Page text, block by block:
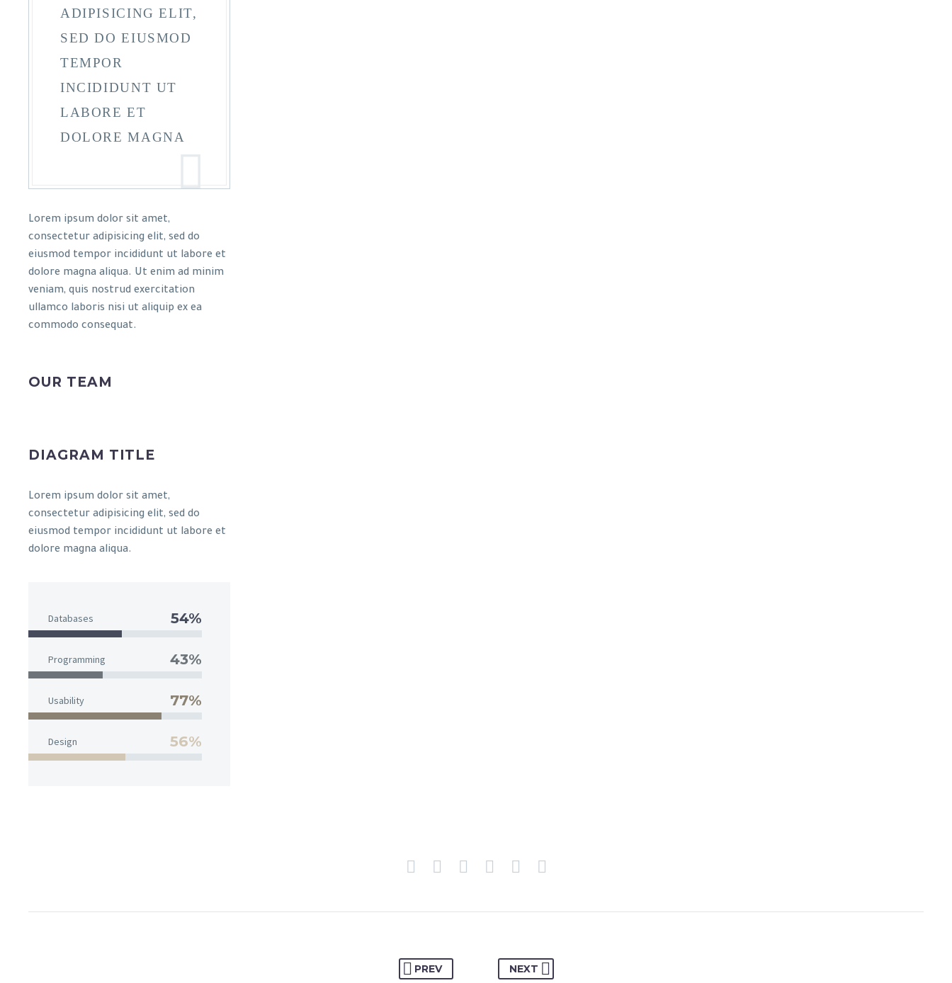
ADIPISICING ELIT,
SED DO EIUSMOD
TEMPOR
INCIDIDUNT UT
LABORE ET
DOLORE MAGNA
Lorem ipsum dolor sit amet,
consectetur adipisicing elit, sed do
eiusmod tempor incididunt ut labore et
dolore magna aliqua. Ut enim ad minim
veniam, quis nostrud exercitation
ullamco laboris nisi ut aliquip ex ea
commodo consequat.
OUR TEAM
DIAGRAM TITLE
Lorem ipsum dolor sit amet,
consectetur adipisicing elit, sed do
eiusmod tempor incididunt ut labore et
dolore magna aliqua.
Databases 54%
Programming 43%
Usability 77%
Design 56%
PREV NEXT